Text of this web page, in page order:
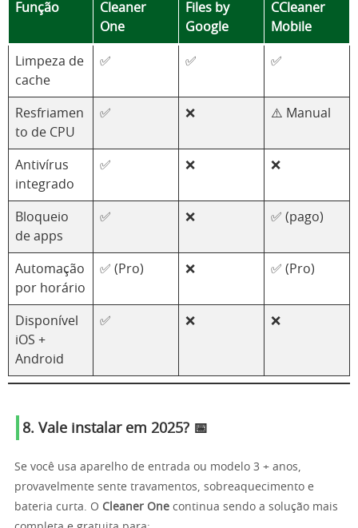
Função
Cleaner
One
Files by
Google
CCleaner
Mobile
Limpeza de
cache
✅ ✅ ✅
Resfriamen
to de CPU
✅ ❌ ⚠️ Manual
Antivírus
integrado
✅ ❌ ❌
Bloqueio
de apps
✅ ❌ ✅ (pago)
Automação
por horário
✅ (Pro) ❌ ✅ (Pro)
Disponível
iOS +
Android
✅ ❌ ❌
8. Vale instalar em 2025? 📅
Se você usa aparelho de entrada ou modelo 3 + anos,
provavelmente sente travamentos, sobreaquecimento e
bateria curta. O Cleaner One continua sendo a solução mais